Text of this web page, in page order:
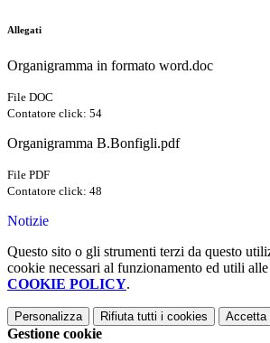
Allegati
Organigramma in formato word.doc
File DOC
Contatore click: 54
Organigramma B.Bonfigli.pdf
File PDF
Contatore click: 48
Notizie
Questo sito o gli strumenti terzi da questo
cookie necessari al funzionamento ed utili
COOKIE POLICY.
Personalizza Rifiuta tutti i cookies Accetta
Gestione cookie